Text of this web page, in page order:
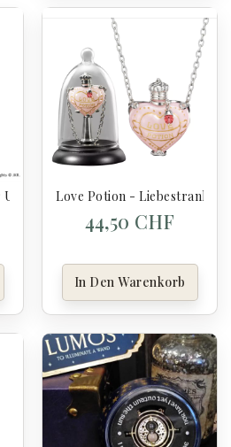
Und Halter - Harry Potter
Love Potion - Liebestrank -
44,50 CHF
In Den Warenkorb